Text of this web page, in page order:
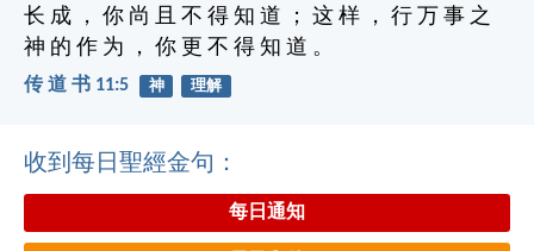
长 成 ， 你 尚 且 不 得 知 道 ； 这 样 ， 行 万 事 之
神 的 作 为 ， 你 更 不 得 知 道 。
传 道 书 11:5 神 理解
收到每日聖經金句：
每日通知